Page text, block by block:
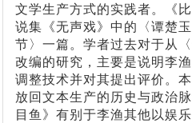
文学生产方式的实践者。《
说集《无声戏》中的〈谭楚
节〉一篇。学者过去对于从
改编的研究，主要是说明李
调整技术并对其提出评价。
放回文本生产的历史与政治
目鱼》有别于李渔其他以娱